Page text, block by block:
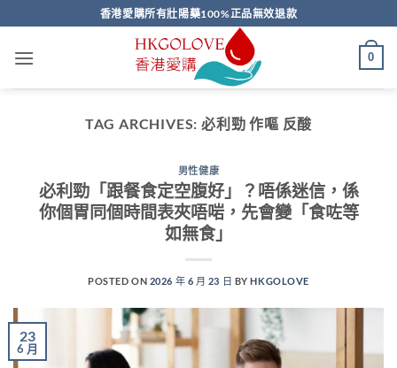
to
content
香港愛購所有壯陽藥100%正品無效退款
0
TAG ARCHIVES: 必利勁 作嘔 反酸
男性健康
必利勁「跟餐食定空腹好」？唔係迷信，係
你個胃同個時間表夾唔啱，先會變「食咗等
如無食」
POSTED ON 2026 年 6 月 23 日 BYHKGOLOVE
23
6 月